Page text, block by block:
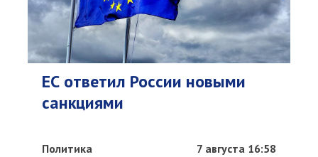
ЕС ответил России новыми
санкциями
Политика 7 августа 16:58